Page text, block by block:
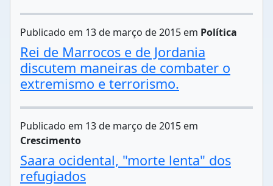
Publicado em 13 de março de 2015 em Política
Rei de Marrocos e de Jordania
discutem maneiras de combater o
extremismo e terrorismo.
Publicado em 13 de março de 2015 em
Crescimento
Saara ocidental, "morte lenta" dos
refugiados